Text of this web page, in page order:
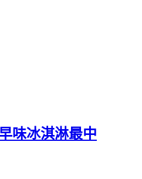
味冰淇淋最中